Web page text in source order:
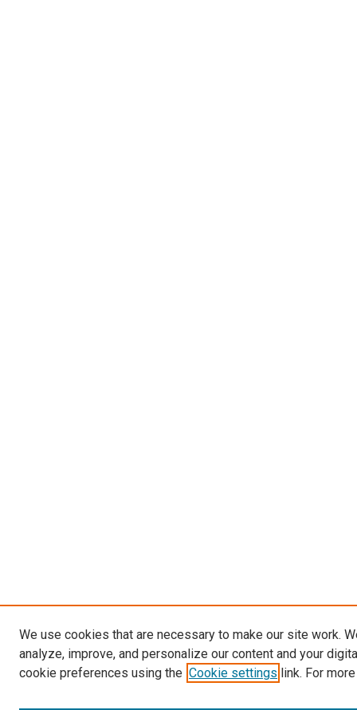
We use cookies that are necessary to make our site work.
analyze, improve, and personalize our content and your
cookie preferences using the Cookie settings link. For